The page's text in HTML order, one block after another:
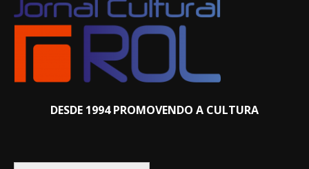
DESDE 1994 PROMOVENDO A CULTURA